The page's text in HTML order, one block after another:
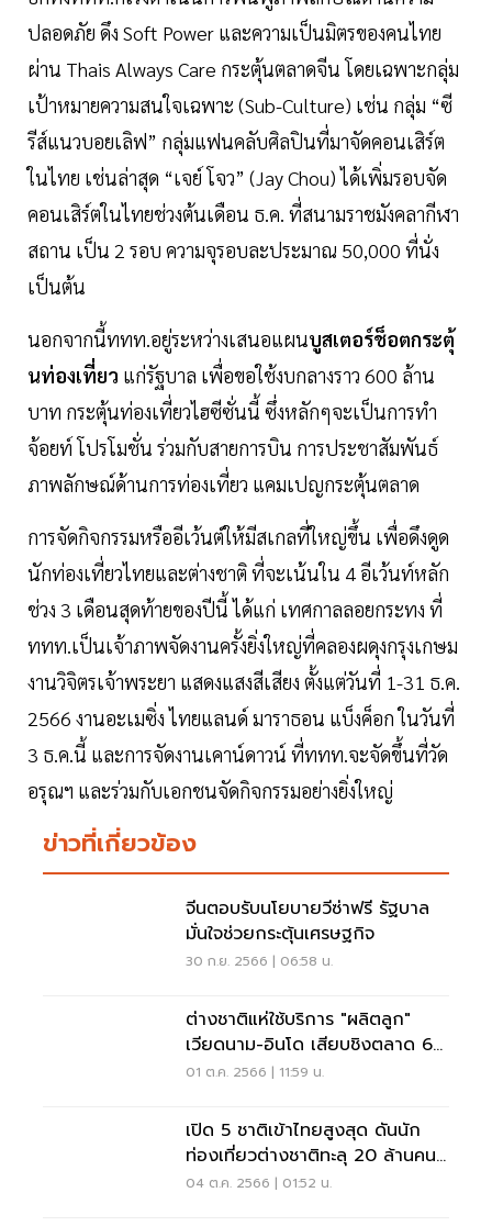
ปลอดภัย ดึง Soft Power และความเป็นมิตรของคนไทย
ผ่าน Thais Always Care กระตุ้นตลาดจีน โดยเฉพาะกลุ่ม
เป้าหมายความสนใจเฉพาะ (Sub-Culture) เช่น กลุ่ม “ซี
รีส์แนวบอยเลิฟ” กลุ่มแฟนคลับศิลปินที่มาจัดคอนเสิร์ต
ในไทย เช่นล่าสุด “เจย์ โจว” (Jay Chou) ได้เพิ่มรอบจัด
คอนเสิร์ตในไทยช่วงต้นเดือน ธ.ค. ที่สนามราชมังคลากีฬา
สถาน เป็น 2 รอบ ความจุรอบละประมาณ 50,000 ที่นั่ง
เป็นต้น
นอกจากนี้ททท.อยู่ระหว่างเสนอแผนบูสเตอร์ช็อตกระตุ้
นท่องเที่ยว แก่รัฐบาล เพื่อขอใช้งบกลางราว 600 ล้าน
บาท กระตุ้นท่องเที่ยวไฮซีซั่นนี้ ซึ่งหลักๆจะเป็นการทำ
จ้อยท์ โปรโมชั่น ร่วมกับสายการบิน การประชาสัมพันธ์
ภาพลักษณ์ด้านการท่องเที่ยว แคมเปญกระตุ้นตลาด
การจัดกิจกรรมหรืออีเว้นต์ให้มีสเกลที่ใหญ่ขึ้น เพื่อดึงดูด
นักท่องเที่ยวไทยและต่างชาติ ที่จะเน้นใน 4 อีเว้นท์หลัก
ช่วง 3 เดือนสุดท้ายของปีนี้ ได้แก่ เทศกาลลอยกระทง ที่
ททท.เป็นเจ้าภาพจัดงานครั้งยิ่งใหญ่ที่คลองผดุงกรุงเกษม
งานวิจิตรเจ้าพระยา แสดงแสงสีเสียง ตั้งแต่วันที่ 1-31 ธ.ค.
2566 งานอะเมซิ่ง ไทยแลนด์ มาราธอน แบ็งค็อก ในวันที่
3 ธ.ค.นี้ และการจัดงานเคาน์ดาวน์ ที่ททท.จะจัดขึ้นที่วัด
อรุณฯ และร่วมกับเอกชนจัดกิจกรรมอย่างยิ่งใหญ่
ข่าวที่เกี่ยวข้อง
จีนตอบรับนโยบายวีซ่าฟรี รัฐบาล
มั่นใจช่วยกระตุ้นเศรษฐกิจ
30 ก.ย. 2566 | 06:58 น.
ต่างชาติแห่ใช้บริการ "ผลิตลูก"
เวียดนาม-อินโด เสียบชิงตลาด 6
หมื่นล้าน
01 ต.ค. 2566 | 11:59 น.
เปิด 5 ชาติเข้าไทยสูงสุด ดันนัก
ท่องเที่ยวต่างชาติทะลุ 20 ล้านคน
แล้ว
04 ต.ค. 2566 | 01:52 น.